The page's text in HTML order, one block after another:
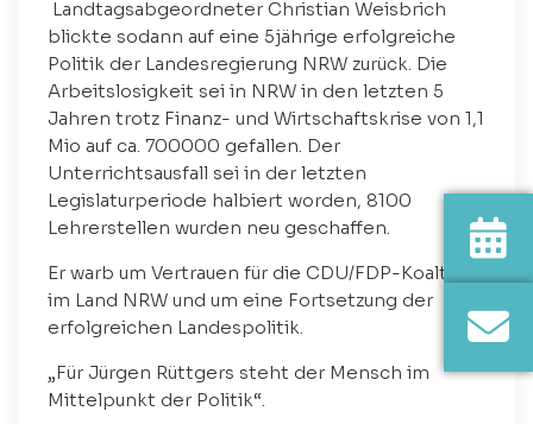
Landtagsabgeordneter Christian Weisbrich
blickte sodann auf eine 5jährige erfolgreiche
Politik der Landesregierung NRW zurück. Die
Arbeitslosigkeit sei in NRW in den letzten 5
Jahren trotz Finanz- und Wirtschaftskrise von 1,1
Mio auf ca. 700000 gefallen. Der
Unterrichtsausfall sei in der letzten
Legislaturperiode halbiert worden, 8100
Lehrerstellen wurden neu geschaffen.
Er warb um Vertrauen für die CDU/FDP-Koaltion
im Land NRW und um eine Fortsetzung der
erfolgreichen Landespolitik.
„Für Jürgen Rüttgers steht der Mensch im
Mittelpunkt der Politik“.